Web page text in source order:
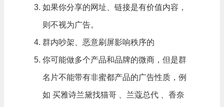
如果你分享的网址、链接是有价值内容，
则不视为广告。
群内吵架、恶意刷屏影响秩序的
你可能做多个产品和品牌的微商，但是群
名片不能带有非蜜都产品的广告性质，例
如 买雅诗兰黛找猫哥 、兰蔻总代 、香奈